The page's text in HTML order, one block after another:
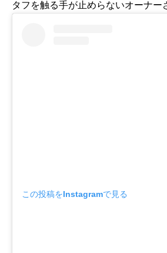
タフを触る手が止めらないオーナー
この投稿をInstagramで見る